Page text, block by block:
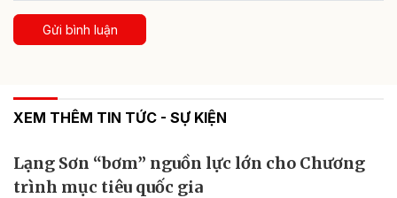
Gửi bình luận
XEM THÊM TIN TỨC - SỰ KIỆN
Lạng Sơn “bơm” nguồn lực lớn cho Chương
trình mục tiêu quốc gia